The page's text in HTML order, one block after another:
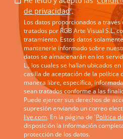
de privacidad'.*
Los datos proporcionados a
tratados por RGB Arte Visual S.L.
tratamiento. Estos datos
mantenerle informado sobre
datos se almacenarán en los
L., los cuales se hallan ubicados
casilla de aceptación de la política
manera libre, específica,
sean tratados conforme a las
Puede ejercer sus derechos de
supresión enviando un correo
live.com. En la página de 'Política
disposición la información
protección de los datos.